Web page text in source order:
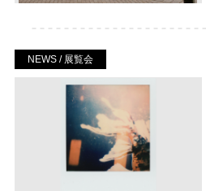
NEWS / 展覧会